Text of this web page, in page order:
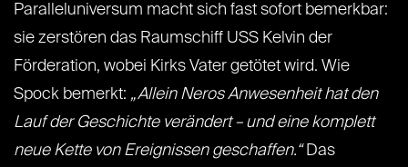
Paralleluniversum macht sich fast sofort bemerkbar:
sie zerstören das Raumschiff USS Kelvin der
Förderation, wobei Kirks Vater getötet wird. Wie
Spock bemerkt: „Allein Neros Anwesenheit hat den
Lauf der Geschichte verändert – und eine komplett
neue Kette von Ereignissen geschaffen.“Das